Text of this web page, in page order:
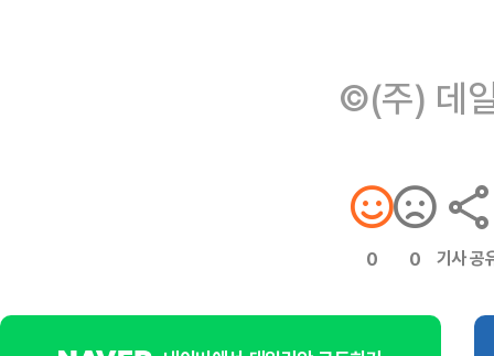
©(주) 데
0 0 기사 공